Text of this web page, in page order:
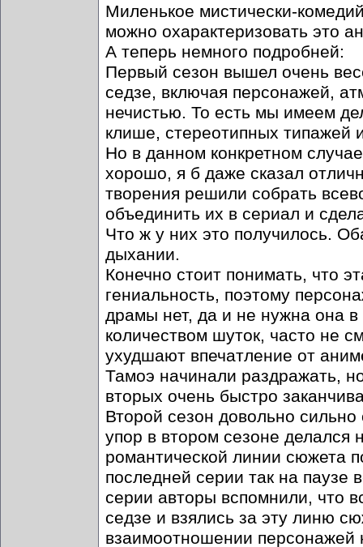
Миленькое мистически-
можно охарактеризовать это
А теперь немного подробней:
Первый сезон вышел очень
седзе, включая персонажей,
нечистью. То есть мы имеем
клише, стереотипных типажей
Но в данном конкретном
хорошо, я б даже сказал
творения решили собрать
объединить их в сериал и
Что ж у них это получилось.
дыхании.
Конечно стоит понимать, что
гениальность, поэтому
драмы нет, да и не нужна она
количеством шуток, часто не
ухудшают впечатление от
Тамоэ начинали раздражать,
вторых очень быстро
Второй сезон довольно сильно
упор в втором сезоне делался
романтической линии сюжета
последней серии так на паузе
серии авторы вспомнили, что
седзе и взялись за эту линю
взаимоотношении персонажей